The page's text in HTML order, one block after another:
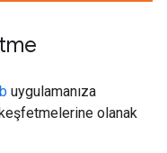
uygulamanıza
keşfetmelerine olanak